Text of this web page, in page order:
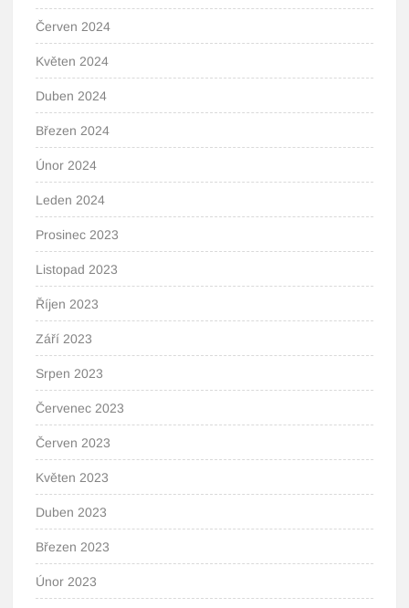
Červen 2024
Květen 2024
Duben 2024
Březen 2024
Únor 2024
Leden 2024
Prosinec 2023
Listopad 2023
Říjen 2023
Září 2023
Srpen 2023
Červenec 2023
Červen 2023
Květen 2023
Duben 2023
Březen 2023
Únor 2023